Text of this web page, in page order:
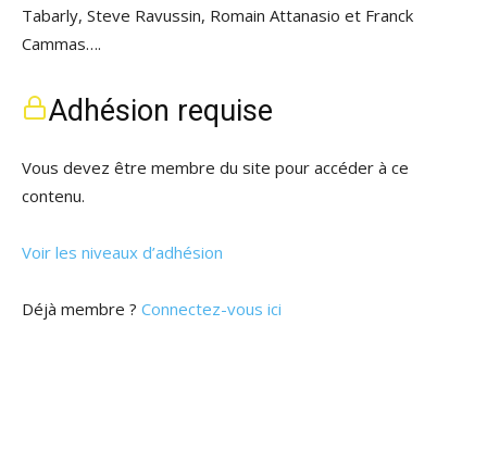
Tabarly, Steve Ravussin, Romain Attanasio et Franck
Cammas….
Adhésion requise
Vous devez être membre du site pour accéder à ce
contenu.
Voir les niveaux d’adhésion
Déjà membre ? Connectez-vous ici